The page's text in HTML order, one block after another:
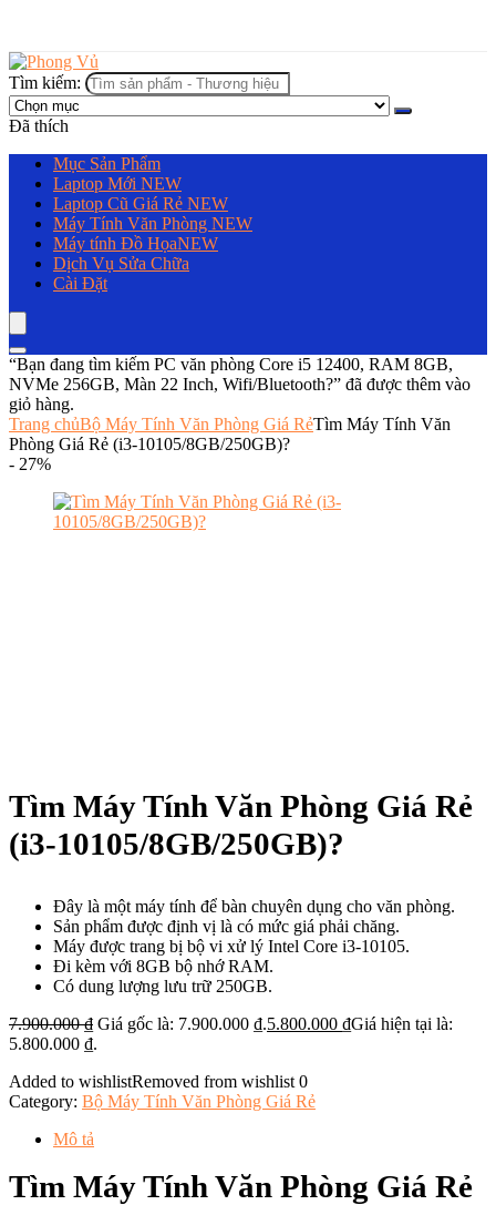
Tìm kiếm:
Đã thích
Mục Sản Phẩm
Laptop Mới NEW
Laptop Cũ Giá Rẻ NEW
Máy Tính Văn Phòng NEW
Máy tính Đồ HọaNEW
Dịch Vụ Sửa Chữa
Cài Đặt
“Bạn đang tìm kiếm PC văn phòng Core i5 12400, RAM 8GB,
NVMe 256GB, Màn 22 Inch, Wifi/Bluetooth?” đã được thêm vào
giỏ hàng.
Trang chủBộ Máy Tính Văn Phòng Giá RẻTìm Máy Tính Văn
Phòng Giá Rẻ (i3-10105/8GB/250GB)?
- 27%
Tìm Máy Tính Văn Phòng Giá Rẻ
(i3-10105/8GB/250GB)?
Đây là một máy tính để bàn chuyên dụng cho văn phòng.
Sản phẩm được định vị là có mức giá phải chăng.
Máy được trang bị bộ vi xử lý Intel Core i3-10105.
Đi kèm với 8GB bộ nhớ RAM.
Có dung lượng lưu trữ 250GB.
7.900.000₫ Giá gốc là: 7.900.000 ₫.5.800.000 ₫Giá hiện tại là:
5.800.000 ₫.
Added to wishlistRemoved from wishlist 0
Category: Bộ Máy Tính Văn Phòng Giá Rẻ
Mô tả
Tìm Máy Tính Văn Phòng Giá Rẻ